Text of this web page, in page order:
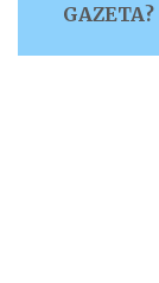
GAZETA?